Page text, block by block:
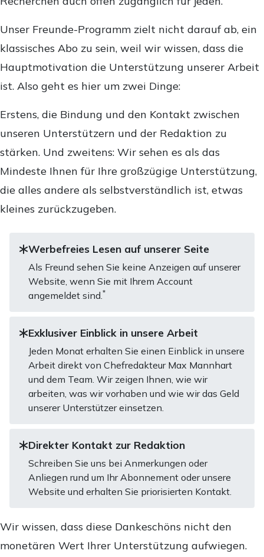
Unser Freunde-Programm zielt nicht darauf ab, ein
klassisches Abo zu sein, weil wir wissen, dass die
Hauptmotivation die Unterstützung unserer Arbeit
ist. Also geht es hier um zwei Dinge:
Erstens, die Bindung und den Kontakt zwischen
unseren Unterstützern und der Redaktion zu
stärken. Und zweitens: Wir sehen es als das
Mindeste Ihnen für Ihre großzügige Unterstützung,
die alles andere als selbstverständlich ist, etwas
kleines zurückzugeben.
Werbefreies Lesen auf unserer Seite
Als Freund sehen Sie keine Anzeigen auf unserer
Website, wenn Sie mit Ihrem Account
angemeldet sind.*
Exklusiver Einblick in unsere Arbeit
Jeden Monat erhalten Sie einen Einblick in unsere
Arbeit direkt von Chefredakteur Max Mannhart
und dem Team. Wir zeigen Ihnen, wie wir
arbeiten, was wir vorhaben und wie wir das Geld
unserer Unterstützer einsetzen.
Direkter Kontakt zur Redaktion
Schreiben Sie uns bei Anmerkungen oder
Anliegen rund um Ihr Abonnement oder unsere
Website und erhalten Sie priorisierten Kontakt.
Wir wissen, dass diese Dankeschöns nicht den
monetären Wert Ihrer Unterstützung aufwiegen.